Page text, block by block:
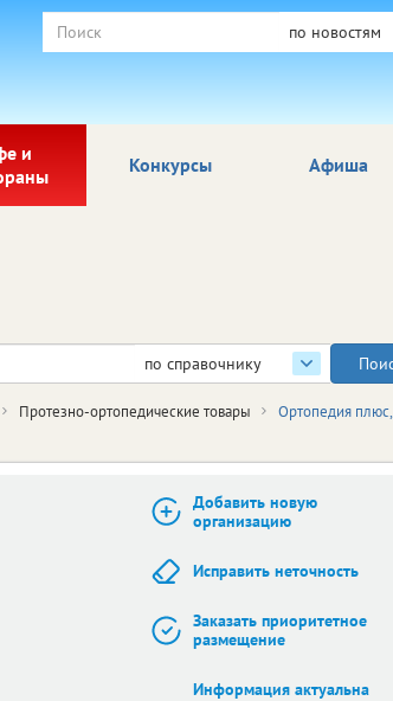
по новостям
и
Афиша
Конкурсы
по справочнику
Протезно-ортопедические товары
Ортопедия плюс,
Добавить новую
организацию
Исправить неточность
Заказать приоритетное
размещение
Информация актуальна